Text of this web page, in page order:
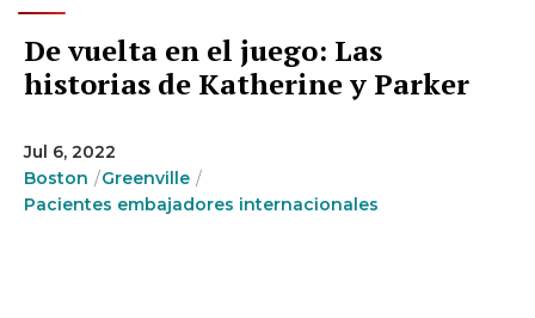
De vuelta en el juego: Las
historias de Katherine y Parker
Jul 6, 2022
Boston
Greenville
Pacientes embajadores internacionales